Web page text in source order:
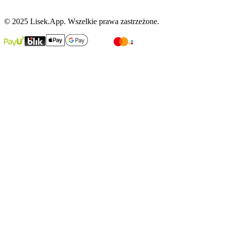
© 2025 Lisek.App. Wszelkie prawa zastrzeżone.